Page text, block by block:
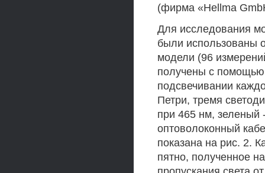
(фирма «Hellma
Для исследования
были использованы
модели (96
получены с
подсвечивании
Петри, тремя
при 465 нм, зеленый
оптоволоконный
показана на рис. 2.
пятно, полученное